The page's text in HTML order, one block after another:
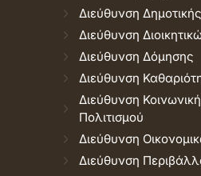
Διεύθυνση
Διεύθυνση
Διεύθυνση Δόμησης
Διεύθυνση
Διεύθυνση
Πολιτισμού
Διεύθυνση
Διεύθυνση